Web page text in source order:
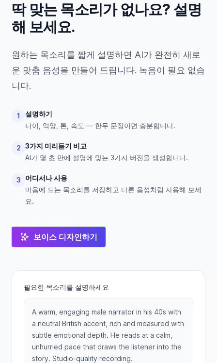
딱 맞는 목소리가 없나요? 설명
해 보세요.
원하는 목소리를 짧게 설명하면 AI가 완전히 새로
운 맞춤 음성을 만들어 드립니다. 녹음이 필요 없습
니다.
1
설명하기
나이, 억양, 톤, 속도 — 한두 문장이면 충분합니다.
2 3가지 미리듣기 비교
AI가 몇 초 만에 설명에 맞는 3가지 버전을 생성합니다.
3
어디서나 사용
마음에 드는 목소리를 저장하고 다른 음성처럼 사용해 보세
요.
보이스 디자인하기
필요한 목소리를 설명하세요
A warm, engaging male narrator in his 40s with
a neutral British accent, rich and measured with
subtle emotional depth. He reads at a calm,
unhurried pace that draws the listener into the
story. Studio-quality recording.